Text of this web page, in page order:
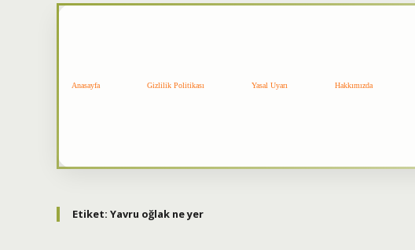
Anasayfa Gizlilik Politikası Yasal Uyarı Hakkımızda
Etiket: Yavru oğlak ne yer